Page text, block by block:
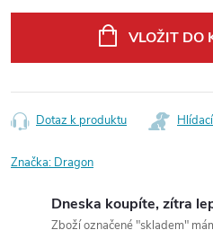
VLOŽIT DO
Dotaz k produktu
Značka: Dragon
Dneska koupíte, zítra
Zboží označené "skladem"